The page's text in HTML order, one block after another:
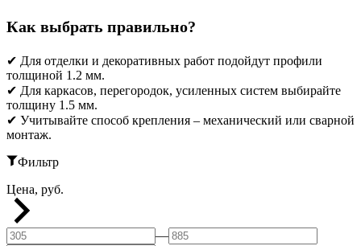
Как выбрать правильно?
✔ Для отделки и декоративных работ подойдут профили
толщиной 1.2 мм.
✔ Для каркасов, перегородок, усиленных систем выбирайте
толщину 1.5 мм.
✔ Учитывайте способ крепления – механический или сварной
монтаж.
Фильтр
Цена, руб.
—